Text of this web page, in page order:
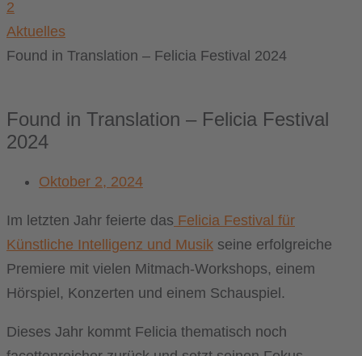
2
Aktuelles
Found in Translation – Felicia Festival 2024
Found in Translation – Felicia Festival
2024
Oktober 2, 2024
Im letzten Jahr feierte das Felicia Festival für
Künstliche Intelligenz und Musik seine erfolgreiche
Premiere mit vielen Mitmach-Workshops, einem
Hörspiel, Konzerten und einem Schauspiel.
Dieses Jahr kommt Felicia thematisch noch